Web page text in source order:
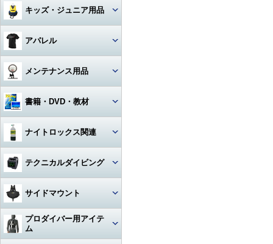
スーツバッグ
その他
バッグアクセサリー・パーツ・
その他
カレントフック
その他
指示棒
ベル・シェーカー
マスク曇り止め
トランシーバー・水中通話装置
ハンガー
時計（ダイバーウォッチ）
ログブック
リール
フロート
ロープ
アンクルウェイト
ソフトウェイト
ウェイトベルトアクセサリー・
その他
ライフジャケット
アクセサリー・その他
スノーケル
フリーダイビングコンピュータ
ー
アクセサリー・その他
セット
マスク・スノーケル
フィン・ブーツ・グローブ
アクセサリー・その他
キッズ・ジュニア用品
ウェット・ウェア・ラッシュ
その他・アクセサリー
アパレル
Tシャツ
パーカー
ジャケット
パンツ
帽子
水着
サングラス
タオル
メンテナンス用品
グリス・オイル
Oリング
ボンド
エアーガン
工具
ホース‐レギュレター
書籍・DVD・教材
図鑑
教材
その他
ナイトロックス関連
レギュレター
ゲージ
タンク
アクセサリー・その他
テクニカルダイビング
BC（プラダー・ウィング）
ダイブコンピューター
フィン
サイドマウント
レギュレター
プロダイバー用アイテ
ム